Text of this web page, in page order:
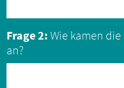
Frage 2:Wie kamen
an?